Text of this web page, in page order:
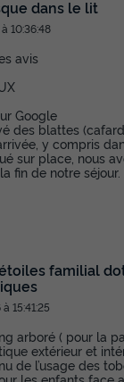
Cafetière
- Mobil-
simple
au29/10/2026
7 nuits
Voir les
dans le lit
10:36:48
avis
Google
des blattes
y compris
sur place, nous
fin de notre
familial
15:41:25
arboré ( pour la
extérieur et
de l’usage des